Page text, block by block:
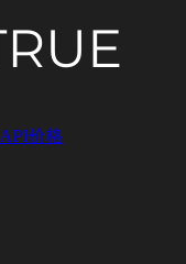
API价格